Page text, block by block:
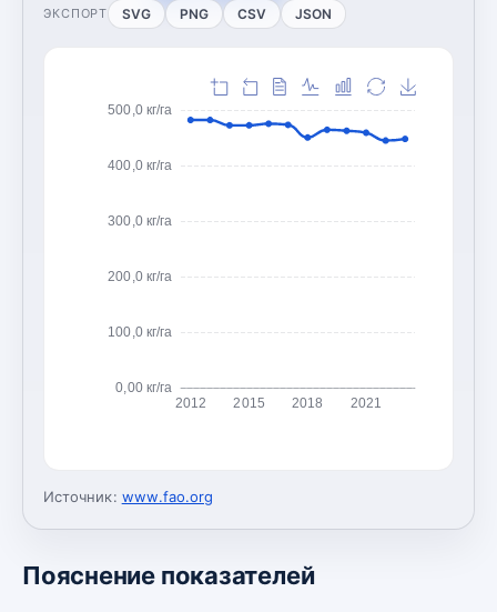
ЭКСПОРТ SVG PNG CSV JSON
0,00 кг/га
100,0 кг/га
200,0 кг/га
300,0 кг/га
400,0 кг/га
500,0 кг/га
2012 2015 2018 2021
Источник: www.fao.org
Пояснение показателей